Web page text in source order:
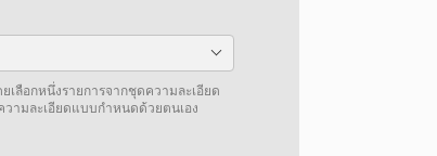
เลือกหนึ่งรายการจากชุดความละเอียด
ามละเอียดแบบกำหนดด้วยตนเอง